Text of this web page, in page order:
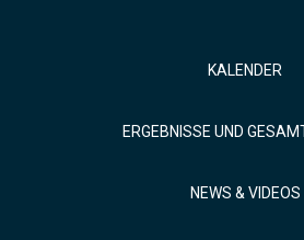
KALENDER
ERGEBNISSE UND
NEWS & VIDEOS